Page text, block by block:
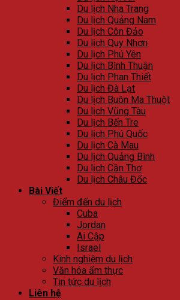
Du lịch Nha Trang
Du lịch Quảng Nam
Du lịch Côn Đảo
Du lịch Quy Nhơn
Du lịch Phú Yên
Du lịch Bình Thuận
Du lịch Phan Thiết
Du lịch Đà Lạt
Du lịch Buôn Ma Thuột
Du lịch Vũng Tàu
Du lịch Bến Tre
Du lịch Phú Quốc
Du lịch Cà Mau
Du lịch Quảng Bình
Du lịch Cần Thơ
Du lịch Châu Đốc
Bài Viết
Điểm đến du lịch
Cuba
Jordan
Ai Cập
Israel
Kinh nghiệm du lịch
Văn hóa ẩm thực
Tin tức du lịch
Liên hệ